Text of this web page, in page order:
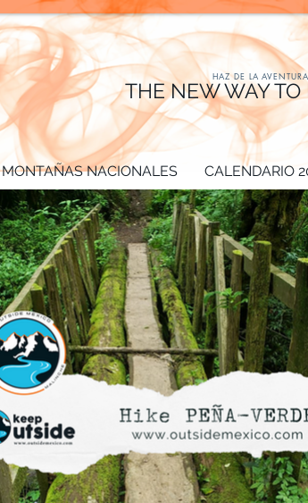
MONTAÑAS NACIONALES CALENDARIO
HAZ DE LA
THE NEW WAY TO